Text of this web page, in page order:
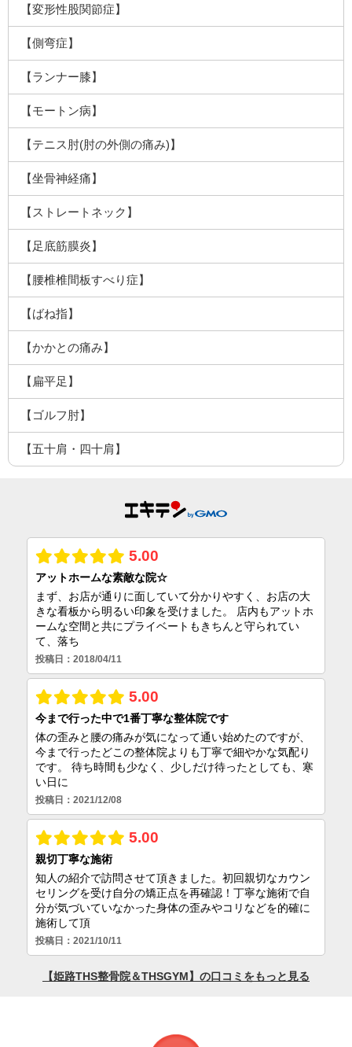
【変形性股関節症】
【側弯症】
【ランナー膝】
【モートン病】
【テニス肘(肘の外側の痛み)】
【坐骨神経痛】
【ストレートネック】
【足底筋膜炎】
【腰椎椎間板すべり症】
【ばね指】
【かかとの痛み】
【扁平足】
【ゴルフ肘】
【五十肩・四十肩】